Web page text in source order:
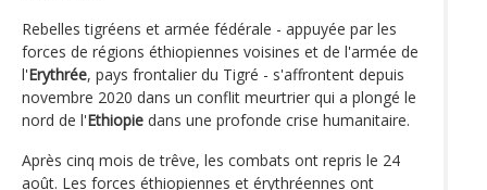
Rebelles tigréens et armée fédérale - appuyée par les
forces de régions éthiopiennes voisines et de l'armée de
l'Erythrée, pays frontalier du Tigré - s'affrontent depuis
novembre 2020 dans un conflit meurtrier qui a plongé le
nord de l'Ethiopie dans une profonde crise humanitaire.
Après cinq mois de trêve, les combats ont repris le 24
août. Les forces éthiopiennes et érythréennes ont